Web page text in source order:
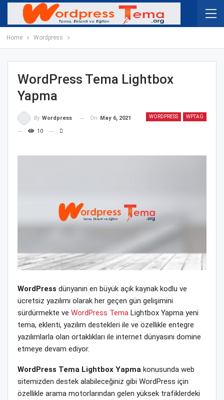
Home Wordpress
WordPress Tema Lightbox
Yapma
WORDPRESS WPTAG
By Wordpress On May 6, 2021
10
WordPress dünyanın en büyük açık kaynak kodlu ve
ücretsiz yazılımı olarak her geçen gün gelişimini
sürdürmekte ve WordPress Tema Lightbox Yapma yeni
tema, eklenti, yazılım destekleri ile ve özellikle entegre
yazılımlarla olan ortaklıkları ile internet dünyasını domine
etmeye devam ediyor.
WordPress Tema Lightbox Yapma konusunda web
sitemizden destek alabileceğiniz gibi WordPress için
özellikle arama motorlarından gelen yüksek trafiklerdeki